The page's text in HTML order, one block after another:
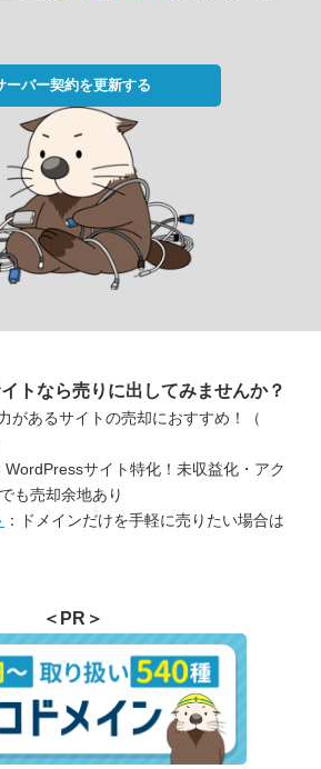
ーバー契約を更新する
トなら売りに出してみませんか？
があるサイトの売却におすすめ！（
WordPressサイト特化！未収益化・アク
も売却余地あり
：ドメインだけを手軽に売りたい場合は
＜PR＞